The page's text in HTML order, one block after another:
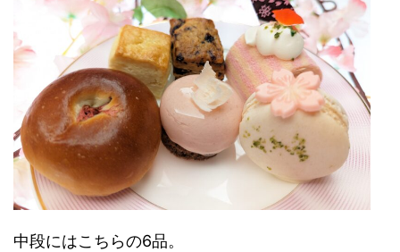
中段にはこちらの6品。